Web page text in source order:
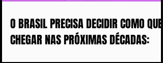
O BRASIL PRECISA DECIDIR COMO QUER
CHEGAR NAS PRÓXIMAS DÉCADAS: